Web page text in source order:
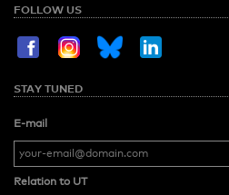
FOLLOW US
STAY TUNED
E-mail
Relation to UT